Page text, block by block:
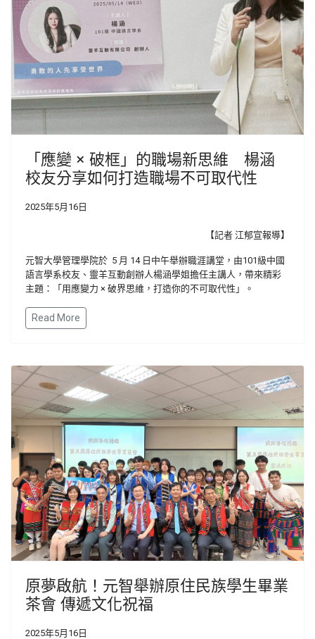
「應變 × 破框」的職場新思維 楊涵
校友分享如何打造職場不可取代性
2025年5月16日
【記者 江郁宣報導】
元智大學管理學院於 5 月 14 日中午舉辦職涯講堂，由101級中國
語言學系校友、靈羊互動創辦人楊涵學姐擔任主講人，帶來精彩
主題：「用應變力 × 破界思維，打造你的不可取代性」。
Read More
原夢啟航！元智舉辦原住民族學生畢業
茶會 傳遞文化祝福
2025年5月16日